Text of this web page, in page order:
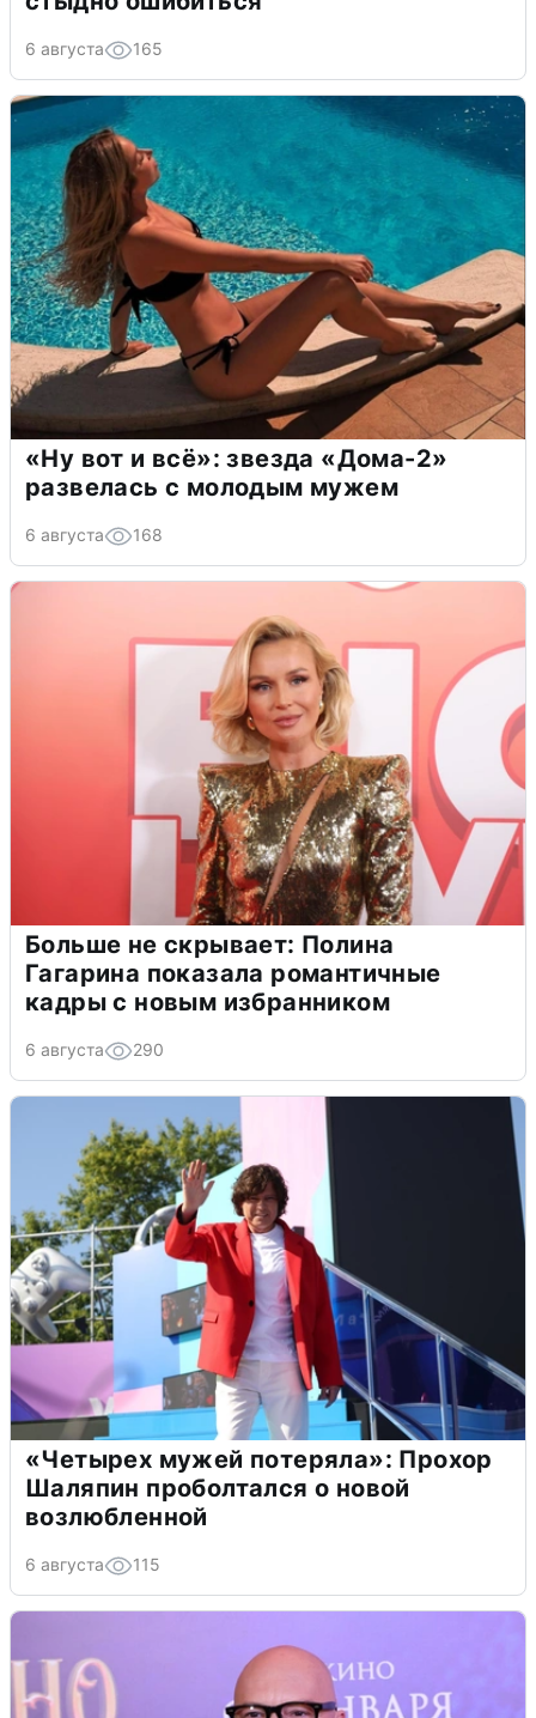
6 августа 165
«Ну вот и всё»: звезда «Дома-2»
развелась с молодым мужем
6 августа 168
Больше не скрывает: Полина
Гагарина показала романтичные
кадры с новым избранником
6 августа 290
«Четырех мужей потеряла»: Прохор
Шаляпин проболтался о новой
возлюбленной
6 августа 115